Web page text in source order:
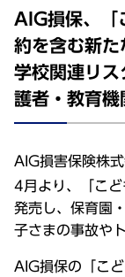
AIG損保、「
約を含む新た
学校関連リス
護者・教育機
AIG損害保険株
4月より、「こど
発売し、保育園
子さまの事故や
AIG損保の「こ